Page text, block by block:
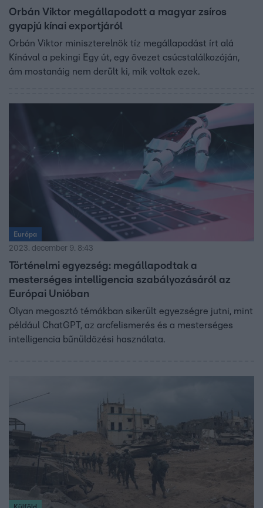
Orbán Viktor megállapodott a magyar zsíros
gyapjú kínai exportjáról
Orbán Viktor miniszterelnök tíz megállapodást írt alá
Kínával a pekingi Egy út, egy övezet csúcstalálkozóján,
ám mostanáig nem derült ki, mik voltak ezek.
Európa
2023. december 9. 8:43
Történelmi egyezség: megállapodtak a
mesterséges intelligencia szabályozásáról az
Európai Unióban
Olyan megosztó témákban sikerült egyezségre jutni, mint
például ChatGPT, az arcfelismerés és a mesterséges
intelligencia bűnüldözési használata.